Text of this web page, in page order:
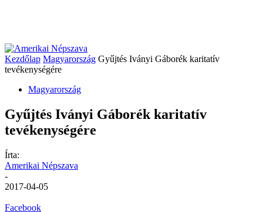
Kezdőlap Magyarország Gyűjtés Iványi Gáborék karitatív
tevékenységére
Magyarország
Gyűjtés Iványi Gáborék karitatív
tevékenységére
Írta:
Amerikai Népszava
-
2017-04-05
Facebook